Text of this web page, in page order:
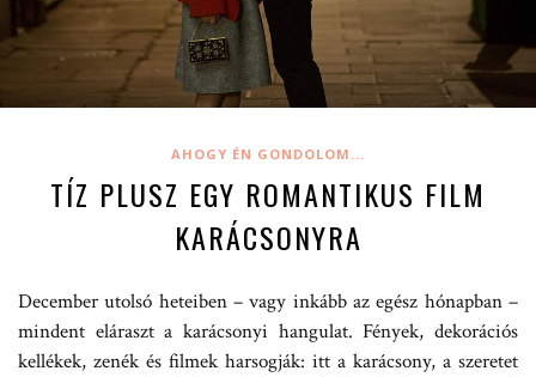
AHOGY ÉN GONDOLOM...
TÍZ PLUSZ EGY ROMANTIKUS FILM
KARÁCSONYRA
December utolsó heteiben – vagy inkább az egész hónapban –
mindent eláraszt a karácsonyi hangulat. Fények, dekorációs
kellékek, zenék és filmek harsogják: itt a karácsony, a szeretet